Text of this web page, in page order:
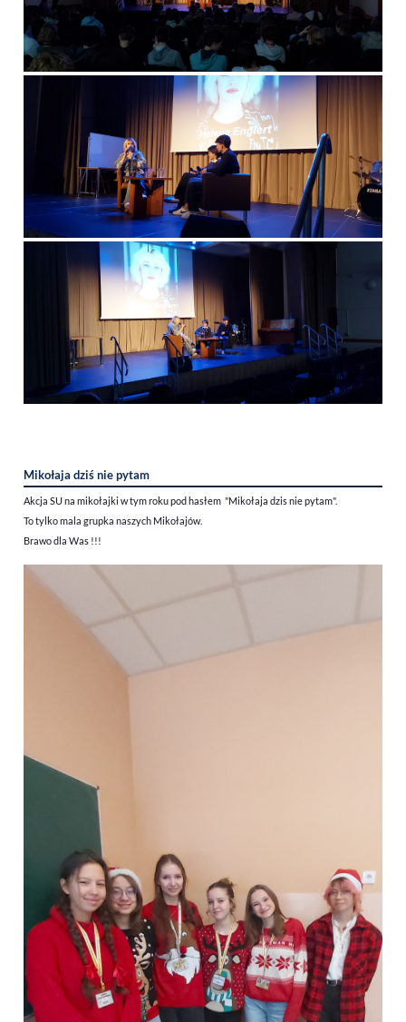
Mikołaja dziś nie pytam
Akcja SU na mikołajki w tym roku pod hasłem "Mikołaja dzis nie pytam".
To tylko mala grupka naszych Mikołajów.
Brawo dla Was !!!